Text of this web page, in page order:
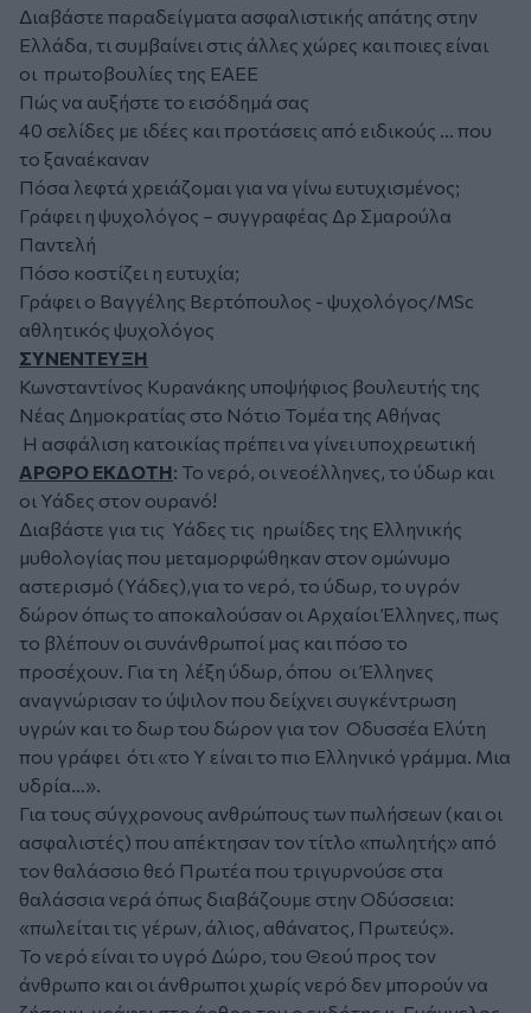
Διαβάστε παραδείγματα ασφαλιστικής απάτης στην
Ελλάδα, τι συμβαίνει στις άλλες χώρες και ποιες είναι
οι πρωτοβουλίες της ΕΑΕΕ
Πώς να αυξήστε το εισόδημά σας
40 σελίδες με ιδέες και προτάσεις από ειδικούς … που
το ξαναέκαναν
Πόσα λεφτά χρειάζομαι για να γίνω ευτυχισμένος;
Γράφει η ψυχολόγος – συγγραφέας Δρ Σμαρούλα
Παντελή
Πόσο κοστίζει η ευτυχία;
Γράφει ο Βαγγέλης Βερτόπουλος - ψυχολόγος/MSc
αθλητικός ψυχολόγος
ΣΥΝΕΝΤΕΥΞΗ
Κωνσταντίνος Κυρανάκης υποψήφιος βουλευτής της
Νέας Δημοκρατίας στο Νότιο Τομέα της Αθήνας
H ασφάλιση κατοικίας πρέπει να γίνει υποχρεωτική
ΆΡΘΡΟ ΕΚΔΟΤΗ: Το νερό, οι νεοέλληνες, το ύδωρ και
οι Υάδες στον ουρανό!
Διαβάστε για τις Υάδες τις ηρωίδες της Ελληνικής
μυθολογίας που μεταμορφώθηκαν στον ομώνυμο
αστερισμό (Υάδες),για το νερό, το ύδωρ, το υγρόν
δώρον όπως το αποκαλούσαν οι Αρχαίοι Έλληνες, πως
το βλέπουν οι συνάνθρωποί μας και πόσο το
προσέχουν. Για τη λέξη ύδωρ, όπου οι Έλληνες
αναγνώρισαν το ύψιλον που δείχνει συγκέντρωση
υγρών και το δωρ του δώρον για τον Οδυσσέα Ελύτη
που γράφει ότι «το Υ είναι το πιο Ελληνικό γράμμα. Μια
υδρία…».
Για τους σύγχρονους ανθρώπους των πωλήσεων (και οι
ασφαλιστές) που απέκτησαν τον τίτλο «πωλητής» από
τον θαλάσσιο θεό Πρωτέα που τριγυρνούσε στα
θαλάσσια νερά όπως διαβάζουμε στην Οδύσσεια:
«πωλείται τις γέρων, άλιος, αθάνατος, Πρωτεύς».
Το νερό είναι το υγρό Δώρο, του Θεού προς τον
άνθρωπο και οι άνθρωποι χωρίς νερό δεν μπορούν να